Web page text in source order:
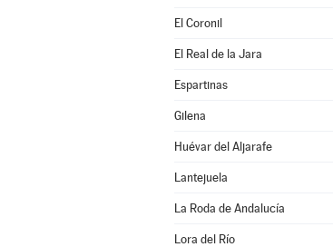
El Coronil
El Real de la Jara
Espartinas
Gilena
Huévar del Aljarafe
Lantejuela
La Roda de Andalucía
Lora del Río